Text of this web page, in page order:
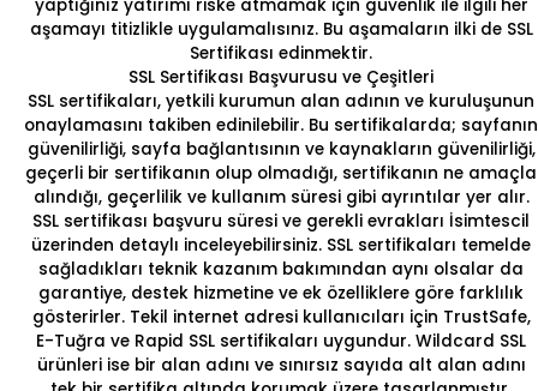
yaptığınız yatırımı riske atmamak için güvenlik ile ilgili her
aşamayı titizlikle uygulamalısınız. Bu aşamaların ilki de SSL
Sertifikası edinmektir.
SSL Sertifikası Başvurusu ve Çeşitleri
SSL sertifikaları, yetkili kurumun alan adının ve kuruluşunun
onaylamasını takiben edinilebilir. Bu sertifikalarda; sayfanın
güvenilirliği, sayfa bağlantısının ve kaynakların güvenilirliği,
geçerli bir sertifikanın olup olmadığı, sertifikanın ne amaçla
alındığı, geçerlilik ve kullanım süresi gibi ayrıntılar yer alır.
SSL sertifikası başvuru süresi ve gerekli evrakları İsimtescil
üzerinden detaylı inceleyebilirsiniz. SSL sertifikaları temelde
sağladıkları teknik kazanım bakımından aynı olsalar da
garantiye, destek hizmetine ve ek özelliklere göre farklılık
gösterirler. Tekil internet adresi kullanıcıları için TrustSafe,
E-Tuğra ve Rapid SSL sertifikaları uygundur. Wildcard SSL
ürünleriise bir alan adını ve sınırsız sayıda alt alan adını